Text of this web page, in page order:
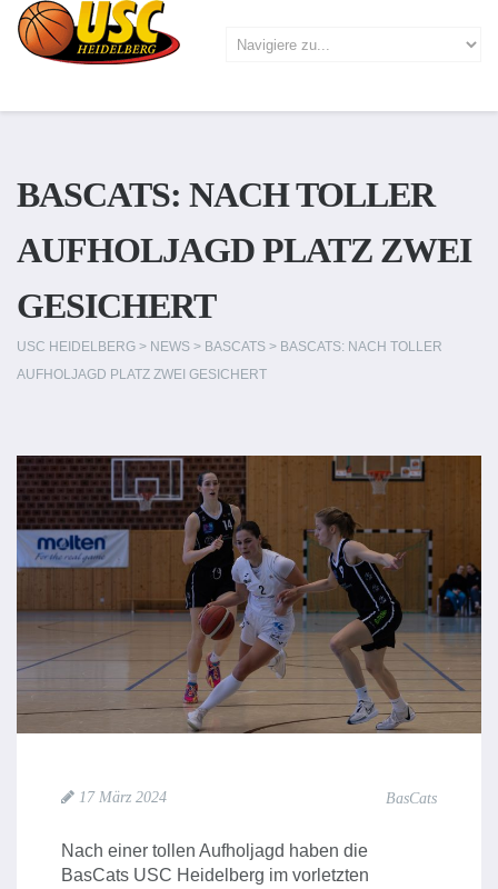
BASCATS: NACH TOLLER
AUFHOLJAGD PLATZ ZWEI
GESICHERT
USC HEIDELBERG > NEWS > BASCATS > BASCATS: NACH TOLLER
AUFHOLJAGD PLATZ ZWEI GESICHERT
17 März 2024 BasCats
Nach einer tollen Aufholjagd haben die
BasCats USC Heidelberg im vorletzten